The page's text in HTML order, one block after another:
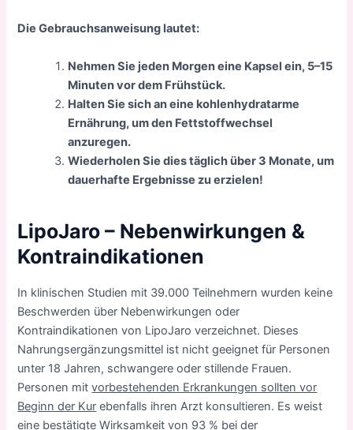
Die Gebrauchsanweisung lautet:
Nehmen Sie jeden Morgen eine Kapsel ein, 5–15
Minuten vor dem Frühstück.
Halten Sie sich an eine kohlenhydratarme
Ernährung, um den Fettstoffwechsel
anzuregen.
Wiederholen Sie dies täglich über 3 Monate, um
dauerhafte Ergebnisse zu erzielen!
LipoJaro – Nebenwirkungen &
Kontraindikationen
In klinischen Studien mit 39.000 Teilnehmern wurden keine
Beschwerden über Nebenwirkungen oder
Kontraindikationen von LipoJaro verzeichnet. Dieses
Nahrungsergänzungsmittel ist nicht geeignet für Personen
unter 18 Jahren, schwangere oder stillende Frauen.
Personen mitvorbestehenden Erkrankungen sollten vor
Beginn der Kur ebenfalls ihren Arzt konsultieren. Es weist
eine bestätigte Wirksamkeit von 93 % bei der